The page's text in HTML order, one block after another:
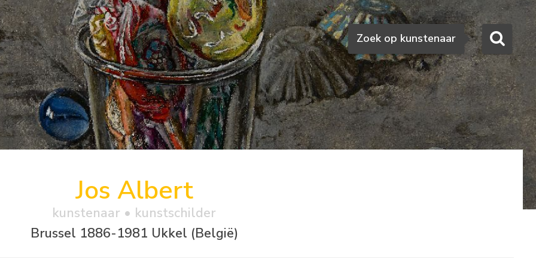
Zoeken
Zoek op kunstenaar
Jos Albert
kunstenaar • kunstschilder
Brussel 1886-1981 Ukkel (België)